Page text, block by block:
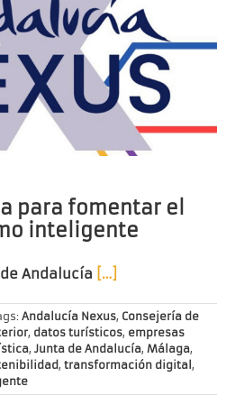
para fomentar el
inteligente
Andalucía […]
Andalucía Nexus, Consejería de
, datos turísticos, empresas
, Junta de Andalucía, Málaga,
, transformación digital ,